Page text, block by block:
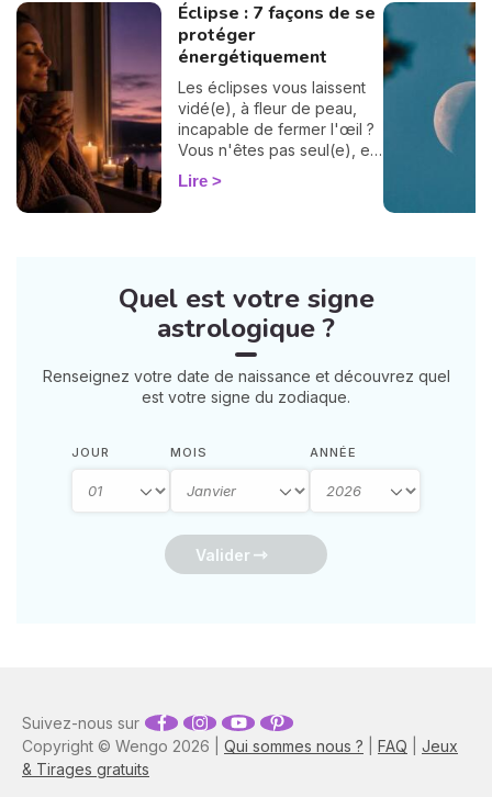
Éclipse : 7 façons de se
protéger
énergétiquement
Les éclipses vous laissent
vidé(e), à fleur de peau,
incapable de fermer l'œil ?
Vous n'êtes pas seul(e), et
surtout : ça se traverse en
douceur. Voici 7 gestes
intérieur. 🛡️🌒
Lire
Quel est votre signe
astrologique ?
Renseignez votre date de naissance et découvrez quel
est votre signe du zodiaque.
JOUR MOIS ANNÉE
Valider
Copyright © Wengo 2026 | Qui sommes nous ? FAQ
Jeux
& Tirages gratuits
Suivez-nous sur